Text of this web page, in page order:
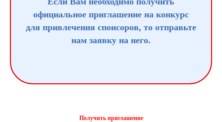
официальное приглашение на конкурс
для привлечения спонсоров, то отправьте
нам заявку на него.
Получить приглашение